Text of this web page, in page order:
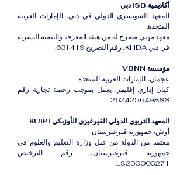
أكاديمية ISB دبي
المعهد السويسري الدولي في دبي، الإمارات العربية
المتحدة.
معهد مهني مصرح له من هيئة المعرفة والتنمية البشرية
في دبي KHDA، رقم التصريح 631419.
مؤسسة VBNN
عجمان، الإمارات العربية المتحدة.
كيان إداري إقليمي يعمل بموجب رخصة تجارية رقم
262425649888.
المعهد التربوي الدولي القيرغيزي الأوزبكي KUIPI
أوش، جمهورية قيرغيزستان
معتمد من الدولة من قبل وزارة التعليم والعلوم في
جمهورية قيرغيزستان، رقم الترخيص
LS230000271.